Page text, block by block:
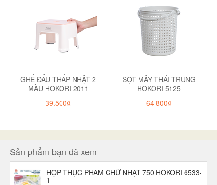
GHẾ ĐẨU THẤP NHẬT 2
MÀU HOKORI 2011
39.500₫
SỌT MÂY THÁI TRUNG
HOKORI 5125
64.800₫
Sản phẩm bạn đã xem
HỘP THỰC PHẨM CHỮ NHẬT 750 HOKORI 6533-
1